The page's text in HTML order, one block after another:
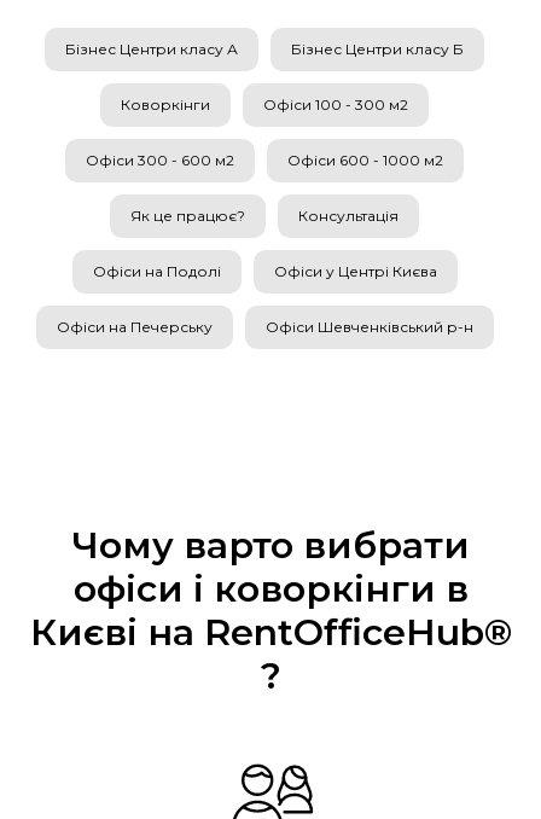
Бізнес Центри класу А Бізнес Центри класу Б
Коворкінги Офіси 100 - 300 м2
Офіси 300 - 600 м2 Офіси 600 - 1000 м2
Як це працює? Консультація
Офіси на Подолі Офіси у Центрі Києва
Офіси на Печерську Офіси Шевченківський р-н
Чому варто вибрати
офіси і коворкінги в
Києві на RentOfficeHub®
?